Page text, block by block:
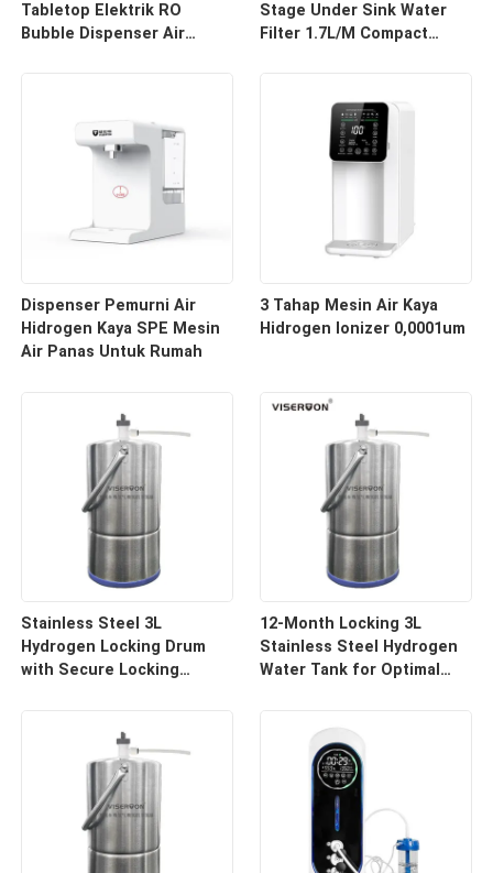
Tabletop Elektrik RO
Bubble Dispenser Air
Stage Under Sink Water
Filter 1.7L/M Compact
Dispenser Pemurni Air
Hidrogen Kaya SPE Mesin
Air Panas Untuk Rumah
3 Tahap Mesin Air Kaya
Hidrogen Ionizer 0,0001um
Stainless Steel 3L
Hydrogen Locking Drum
with Secure Locking
12-Month Locking 3L
Stainless Steel Hydrogen
Water Tank for Optimal